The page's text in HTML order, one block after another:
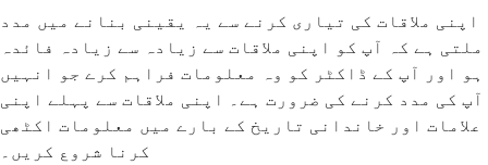
اپنی ملاقات کی تیاری کرنے سے یہ یقینی بنانے میں مدد
ملتی ہے کہ آپ کو اپنی ملاقات سے زیادہ سے زیادہ فائدہ
ہو اور آپ کے ڈاکٹر کو وہ معلومات فراہم کرے جو انہیں
آپ کی مدد کرنے کی ضرورت ہے۔ اپنی ملاقات سے پہلے اپنی
علامات اور خاندانی تاریخ کے بارے میں معلومات اکٹھی
کرنا شروع کریں۔